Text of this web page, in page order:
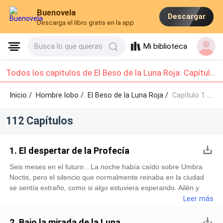
Buenovela
Descarga el libro gratis en la app
Descargar
Busca lo que quieras Mi biblioteca
Todos los capítulos de El Beso de la Luna Roja: Capítulo 1 - Capítulo 10
Inicio / Hombre lobo/El Beso de la Luna Roja / Capítulo 1 - Capítulo 10
112 Capítulos
1. El despertar de la Profecía
Seis meses en el futuro…La noche había caído sobre Umbra
Noctis, pero el silencio que normalmente reinaba en la ciudad
se sentía extraño, como si algo estuviera esperando. Ailén y
Raven se encontraban en un rincón apartado del bosque,
solos, aislados del mundo, y parecía que el destino les había
Leer más